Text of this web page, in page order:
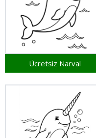
Ücretsiz Narval